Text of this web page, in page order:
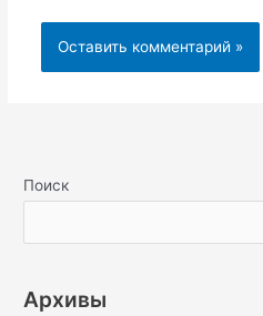
Поиск
Архивы